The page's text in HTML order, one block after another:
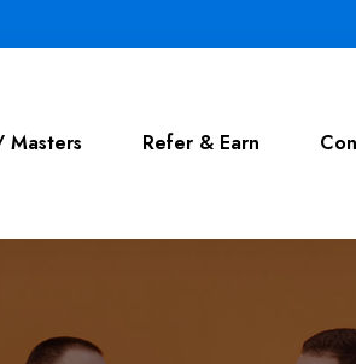
Masters Refer & Earn